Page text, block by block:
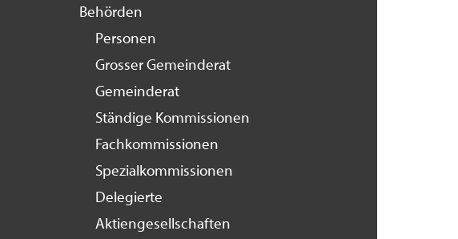
Behörden
Personen
Grosser Gemeinderat
Gemeinderat
Ständige Kommissionen
Fachkommissionen
Spezialkommissionen
Delegierte
Aktiengesellschaften